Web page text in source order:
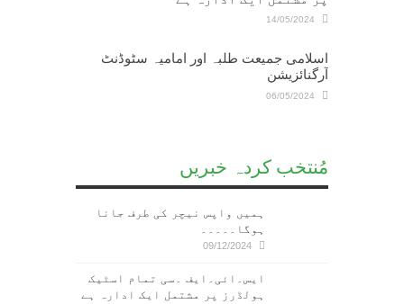
14/05/2024
اسلامی جمیعت طلبہ اور امامیہ سٹوڈنٹ
آرگنائزیشن
06/05/2024
مُنتخب کردہ خبریں
ہمیں واپس نیچر کی طرف جانا
ہوگا۔۔۔۔۔
09/12/2024
ایس۔ائی۔ایف ۔سی تمام اسٹیک
ہولڈرز پر مشتمل ایک ادارہ ہے